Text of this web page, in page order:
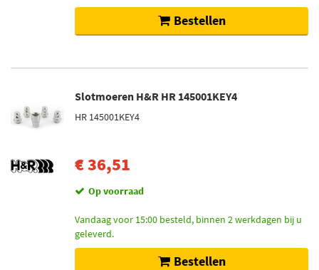
Bestellen
Slotmoeren H&R HR 145001KEY4
HR 145001KEY4
€ 36,51
Op voorraad
Vandaag voor 15:00 besteld, binnen 2 werkdagen bij u
geleverd.
Bestellen